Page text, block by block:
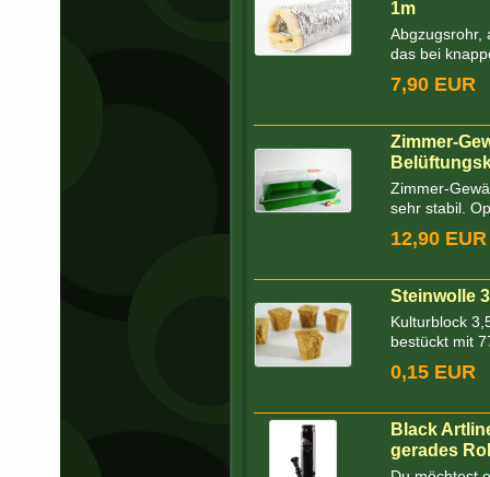
1m
Abgzugsrohr,
das bei
7,90 EUR
Zimmer-
Zimmer-
sehr stabil.
12,90 EUR
Steinwolle
Kulturblock
bestückt mit
0,15 EUR
Black
gerades